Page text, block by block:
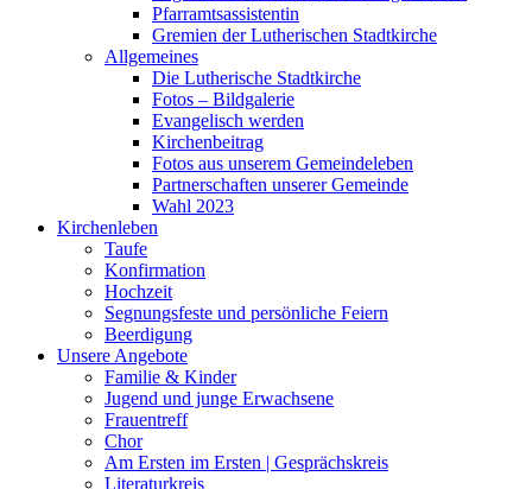
Pfarramtsassistentin
Gremien der Lutherischen Stadtkirche
Allgemeines
Die Lutherische Stadtkirche
Fotos – Bildgalerie
Evangelisch werden
Kirchenbeitrag
Fotos aus unserem Gemeindeleben
Partnerschaften unserer Gemeinde
Wahl 2023
Kirchenleben
Taufe
Konfirmation
Hochzeit
Segnungsfeste und persönliche Feiern
Beerdigung
Unsere Angebote
Familie & Kinder
Jugend und junge Erwachsene
Frauentreff
Chor
Am Ersten im Ersten | Gesprächskreis
Literaturkreis